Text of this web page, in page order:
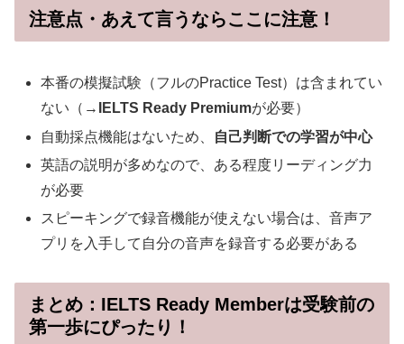
注意点・あえて言うならここに注意！
本番の模擬試験（フルのPractice Test）は含まれてい
ない（→ IELTS Ready Premiumが必要）
自動採点機能はないため、
自己判断での学習が中心
英語の説明が多めなので、ある程度リーディング力
が必要
スピーキングで録音機能が使えない場合は、音声ア
プリを入手して自分の音声を録音する必要がある
まとめ：IELTS Ready Memberは受験前の
第一歩にぴったり！